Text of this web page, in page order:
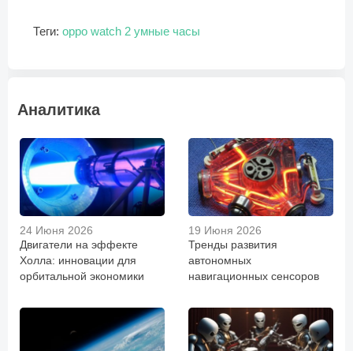
Теги: oppo watch 2 умные часы
Аналитика
24 Июня 2026
Двигатели на эффекте
Холла: инновации для
орбитальной экономики
19 Июня 2026
Тренды развития
автономных
навигационных сенсоров